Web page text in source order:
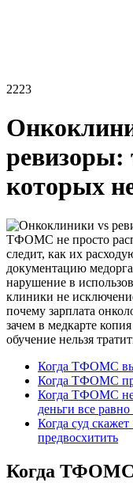
2223
которых
ТФОМС не просто
следит, как их
документацию
нарушение в
клиники не
почему зарплата
зачем в медкарте
обучение нельзя
Когда ТФОМС
Когда ТФОМС
Когда ТФОМС не
деньги все
Когда суд скажет
предвосхитить
Когда